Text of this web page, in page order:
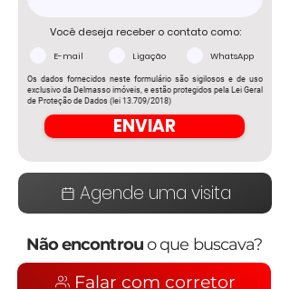
Você deseja receber o contato como:
E-mail Ligação WhatsApp
Os dados fornecidos neste formulário são sigilosos e de uso
exclusivo da Delmasso imóveis, e estão protegidos pela Lei Geral
de Proteção de Dados (lei 13.709/2018)
ENVIAR
Agende uma visita
Não encontrouo que buscava?
Falar com corretor